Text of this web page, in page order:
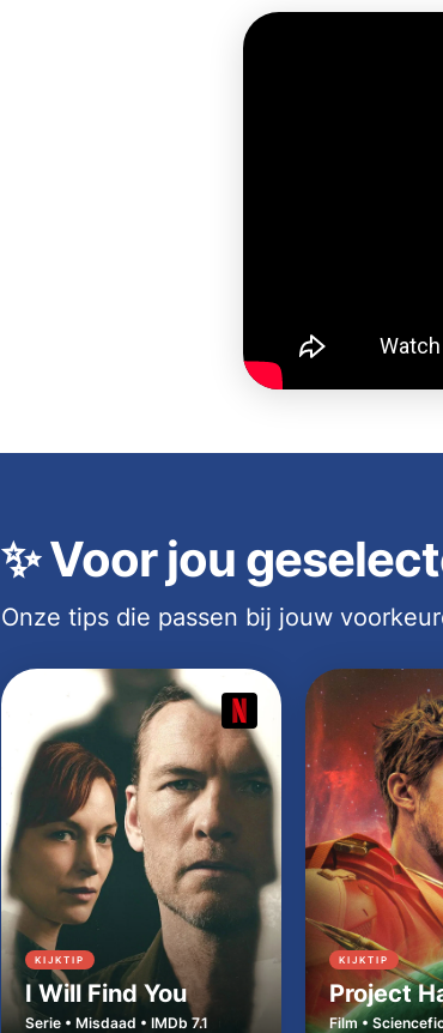
✨Voor jou
Onze tips die passen bij jouw
KIJKTIP
I Will Find You
Serie • Misdaad • IMDb 7.1
KIJKTIP
Project
Film •